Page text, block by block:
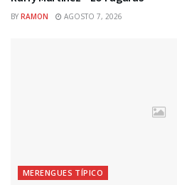
BY RAMON AGOSTO 7, 2026
MERENGUES TÍPICO